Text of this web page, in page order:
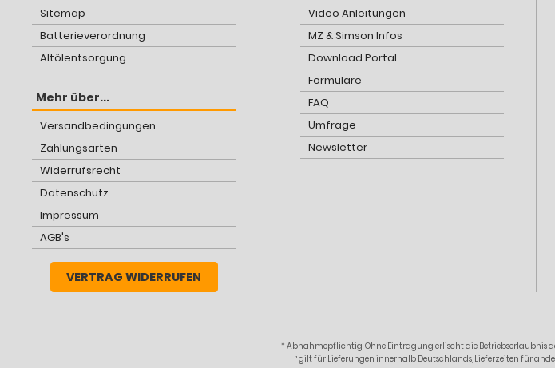
Sitemap
Batterieverordnung
Altölentsorgung
Mehr über...
Versandbedingungen
Zahlungsarten
Widerrufsrecht
Datenschutz
Impressum
AGB's
VERTRAG WIDERRUFEN
Video Anleitungen
MZ & Simson Infos
Download Portal
Formulare
FAQ
Umfrage
Newsletter
* Abnahmepflichtig: Ohne Eintragung erlischt die Betriebserlaubnis
¹ gilt für Lieferungen innerhalb Deutschlands, Lieferzeiten für